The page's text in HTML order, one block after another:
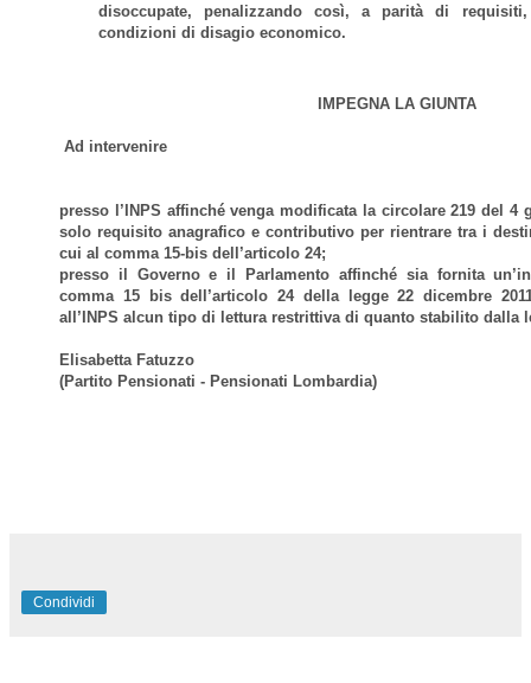
disoccupate, penalizzando così, a parità di
condizioni di disagio economico.
IMPEGNA LA GIUNTA
Ad intervenire
presso l’INPS affinché venga modificata la circolare 219 del 4
solo requisito anagrafico e contributivo per rientrare tra i
cui al comma 15-bis dell’articolo 24;
presso il Governo e il Parlamento affinché sia fornita
comma 15 bis dell’articolo 24 della legge 22 dicembre
all’INPS alcun tipo di lettura restrittiva di quanto stabilito dalla
Elisabetta Fatuzzo
(Partito Pensionati - Pensionati Lombardia)
Condividi